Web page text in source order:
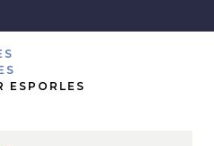
ESPORLES